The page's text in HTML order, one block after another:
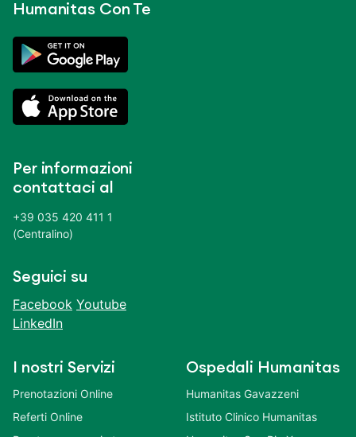
Humanitas Con Te
Per informazioni
contattaci al
+39 035 420 411 1
(Centralino)
Seguici su
Facebook Youtube
LinkedIn
I nostri Servizi
Prenotazioni Online
Referti Online
Ospedali Humanitas
Humanitas Gavazzeni
Istituto Clinico Humanitas